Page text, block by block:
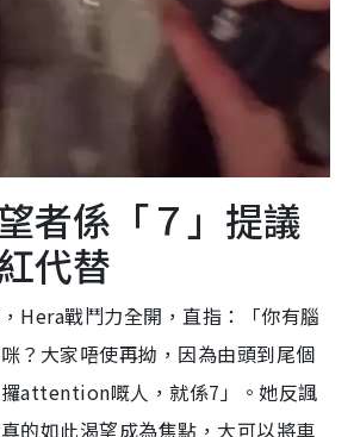
者係「７」提議
代替
Hera戰鬥力全開，直指：「你有腦
？大家唔使再拗，因為由頭到尾個
attention嘅人，就係7」。她反諷
的如此渴望成為焦點，大可以將車